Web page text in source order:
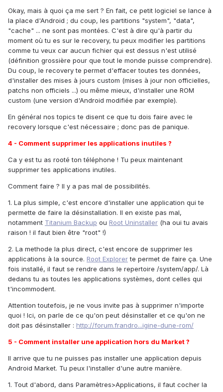
Okay, mais à quoi ça me sert ? En fait, ce petit logiciel se lance à
la place d'Android ; du coup, les partitions "system", "data",
"cache" ... ne sont pas montées. C'est à dire qu'à partir du
moment où tu es sur le recovery, tu peux modifier les partitions
comme tu veux car aucun fichier qui est dessus n'est utilisé
(définition grossière pour que tout le monde puisse comprendre).
Du coup, le recovery te permet d'effacer toutes tes données,
d'installer des mises à jours custom (mises à jour non officielles,
patchs non officiels ...) ou même mieux, d'installer une ROM
custom (une version d'Android modifiée par exemple).
En général nos topics te disent ce que tu dois faire avec le
recovery lorsque c'est nécessaire ; donc pas de panique.
4 - Comment supprimer les applications inutiles ?
Ca y est tu as rooté ton téléphone ! Tu peux maintenant
supprimer tes applications inutiles.
Comment faire ? Il y a pas mal de possibilités.
1. La plus simple, c'est encore d'installer une application qui te
permette de faire la désinstallation. Il en existe pas mal,
notamment Titanium Backup ou Root Uninstaller (ha oui tu avais
raison ! il faut bien être "root" !)
2. La methode la plus direct, c'est encore de supprimer les
applications à la source. Root Explorerte permet de faire ça. Une
fois installé, il faut se rendre dans le repertoire /system/app/. Là
dedans tu as toutes les applications systèmes, dont celles qui
t'incommodent.
Attention toutefois, je ne vous invite pas à supprimer n'importe
quoi ! Ici, on parle de ce qu'on peut désinstaller et ce qu'on ne
doit pas désinstaller : http://forum.frandro...igine-dune-rom/
5 - Comment installer une application hors du Market ?
Il arrive que tu ne puisses pas installer une application depuis
Android Market. Tu peux l'installer d'une autre manière.
1. Tout d'abord, dans Paramètres>Applications, il faut cocher la